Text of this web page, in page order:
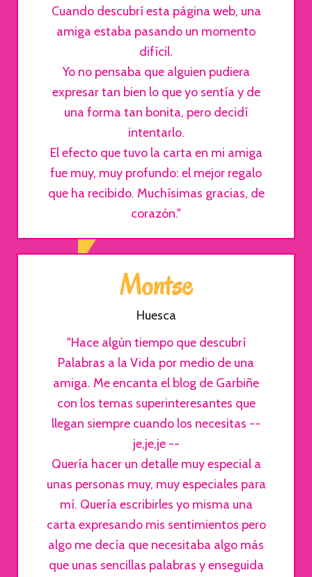
Cuando descubrí esta página web, una
amiga estaba pasando un momento
difícil.
Yo no pensaba que alguien pudiera
expresar tan bien lo que yo sentía y de
una forma tan bonita, pero decidí
intentarlo.
El efecto que tuvo la carta en mi amiga
fue muy, muy profundo: el mejor regalo
que ha recibido. Muchísimas gracias, de
corazón."
Montse
Huesca
"Hace algún tiempo que descubrí
Palabras a la Vida por medio de una
amiga. Me encanta el blog de Garbiñe
con los temas superinteresantes que
llegan siempre cuando los necesitas --
je,je,je --
Quería hacer un detalle muy especial a
unas personas muy, muy especiales para
mí. Quería escribirles yo misma una
carta expresando mis sentimientos pero
algo me decía que necesitaba algo más
que unas sencillas palabras y enseguida